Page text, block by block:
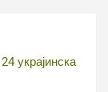
украјинска